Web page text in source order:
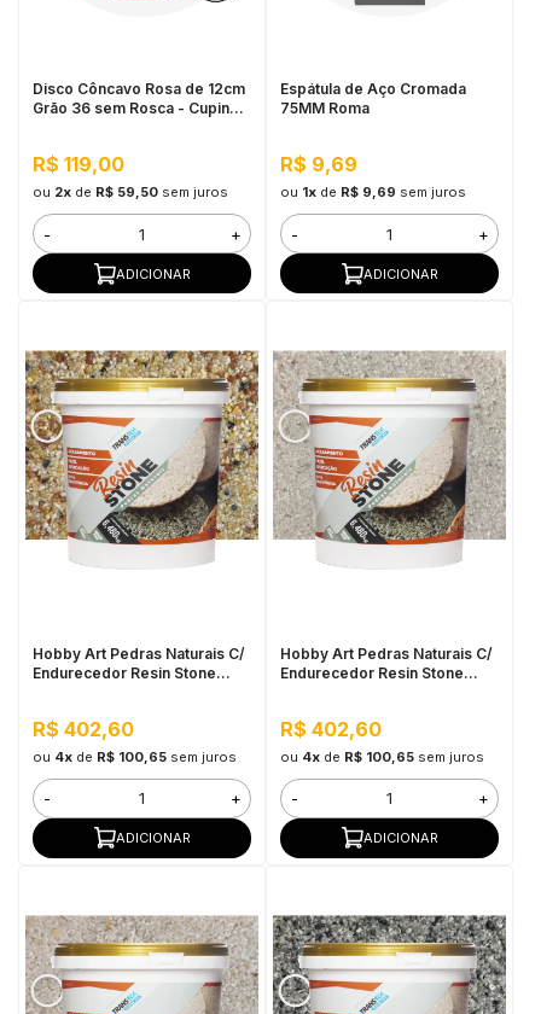
Disco Côncavo Rosa de 12cm
Grão 36 sem Rosca - Cupins
R$ 119,00
ou 2xde R$ 59,50 sem juros
- +
ADICIONAR
Espátula de Aço Cromada
75MM Roma
R$ 9,69
ou 1xde R$ 9,69 sem juros
- +
ADICIONAR
Hobby Art Pedras Naturais C/
Endurecedor Resin Stone
R$ 402,60
ou 4xde R$ 100,65 sem juros
- +
ADICIONAR
Hobby Art Pedras Naturais C/
Endurecedor Resin Stone
R$ 402,60
ou 4xde R$ 100,65 sem juros
- +
ADICIONAR